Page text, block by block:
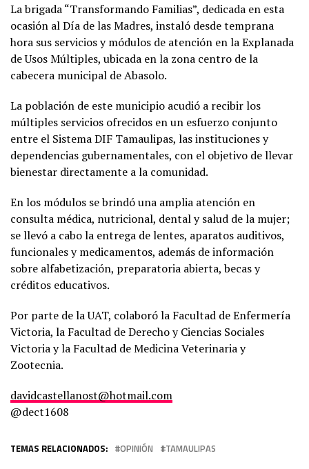
La brigada “Transformando Familias”, dedicada en esta
ocasión al Día de las Madres, instaló desde temprana
hora sus servicios y módulos de atención en la Explanada
de Usos Múltiples, ubicada en la zona centro de la
cabecera municipal de Abasolo.
La población de este municipio acudió a recibir los
múltiples servicios ofrecidos en un esfuerzo conjunto
entre el Sistema DIF Tamaulipas, las instituciones y
dependencias gubernamentales, con el objetivo de llevar
bienestar directamente a la comunidad.
En los módulos se brindó una amplia atención en
consulta médica, nutricional, dental y salud de la mujer;
se llevó a cabo la entrega de lentes, aparatos auditivos,
funcionales y medicamentos, además de información
sobre alfabetización, preparatoria abierta, becas y
créditos educativos.
Por parte de la UAT, colaboró la Facultad de Enfermería
Victoria, la Facultad de Derecho y Ciencias Sociales
Victoria y la Facultad de Medicina Veterinaria y
Zootecnia.
davidcastellanost@hotmail.com
@dect1608
TEMAS RELACIONADOS: OPINIÓN TAMAULIPAS